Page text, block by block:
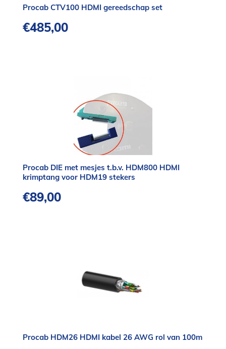
Procab CTV100 HDMI gereedschap set
€485,00
Procab DIE met mesjes t.b.v. HDM800 HDMI
krimptang voor HDM19 stekers
€89,00
Procab HDM26 HDMI kabel 26 AWG rol van 100m